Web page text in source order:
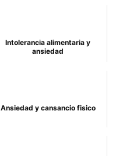
Intolerancia alimentaria y
ansiedad
Ansiedad y cansancio fisico